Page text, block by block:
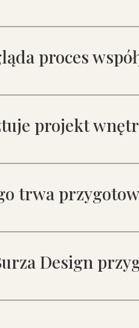
proces
projekt
trwa
Design